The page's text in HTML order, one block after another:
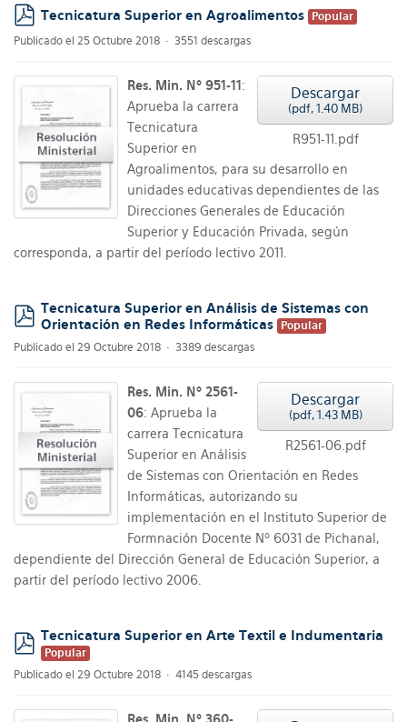
pdf
Tecnicatura Superior en Agroalimentos
Popular
Publicado el 25 Octubre 2018
3551 descargas
Descargar
(pdf, 1.40 MB)
R951-11.pdf
Res. Min. Nº 951-11:
Aprueba la carrera
Tecnicatura
Superior en
Agroalimentos, para su desarrollo en
unidades educativas dependientes de las
Direcciones Generales de Educación
Superior y Educación Privada, según
corresponda, a partir del período lectivo 2011.
pdf
Tecnicatura Superior en Análisis de Sistemas con
Orientación en Redes Informáticas
Popular
Publicado el 29 Octubre 2018
3389 descargas
Descargar
(pdf, 1.43 MB)
R2561-06.pdf
Res. Min. Nº 2561-
06: Aprueba la
carrera Tecnicatura
Superior en Análisis
de Sistemas con Orientación en Redes
Informáticas, autorizando su
implementación en el Instituto Superior de
Formnación Docente Nº 6031 de Pichanal,
dependiente del Dirección General de Educación Superior, a
partir del período lectivo 2006.
pdf
Tecnicatura Superior en Arte Textil e Indumentaria
Popular
Publicado el 29 Octubre 2018
4145 descargas
Res. Min. Nº 360-